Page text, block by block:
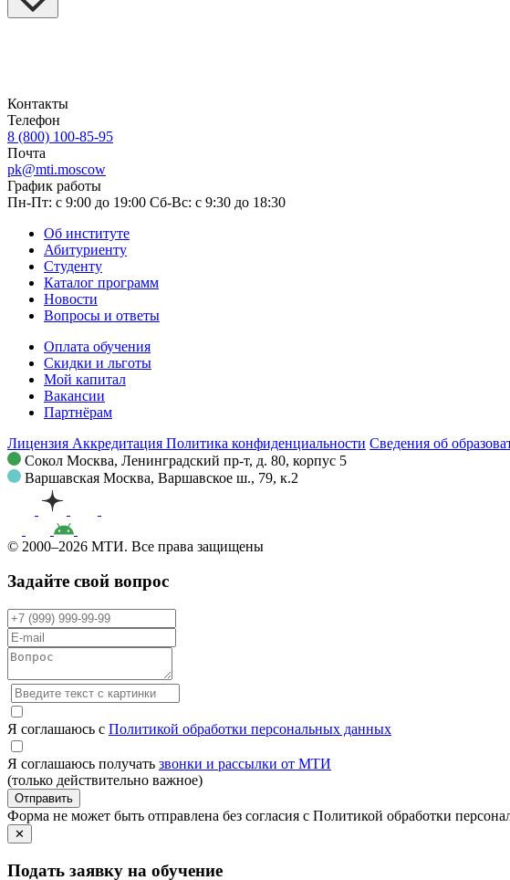
Контакты
Телефон
8 (800) 100-85-95
Почта
pk@mti.moscow
График работы
Пн-Пт: с 9:00 до 19:00 Сб-Вс: с 9:30 до 18:30
Об институте
Абитуриенту
Студенту
Каталог программ
Новости
Вопросы и ответы
Оплата обучения
Скидки и льготы
Мой капитал
Вакансии
Партнёрам
Лицензия Аккредитация Политика конфиденциальности Сведения об
Сокол Москва, Ленинградский пр-т, д. 80, корпус 5
Варшавская Москва, Варшавское ш., 79, к.2
© 2000–2026 МТИ. Все права защищены
Задайте свой вопрос
Я соглашаюсь с Политикой обработки персональных данных
Я соглашаюсь получать звонки и рассылки от МТИ
(только действительно важное)
Отправить
Форма не может быть отправлена без согласия с Политикой обработки
✕
Подать заявку на обучение